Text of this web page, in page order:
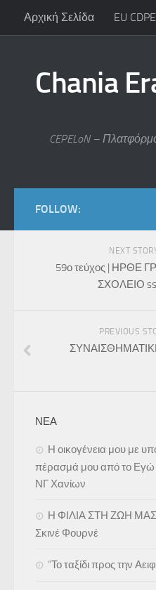
Αρχική Σελίδα EU
Chania
CEPELoN –
FOLLOW:
NEXT
59ο τεύχος | ΗΡΘΕ
ΣΧΟΛΕΙΟ
PREVIOUS
ΝΕΑ
Η οικογένεια μου με
πέρασμά μου από το Εγώ
ΝΓ Χανίων
Η ΦΙΛΙΑ ΣΤΗ ΖΩΗ ΜΑΣ
Σκινέ Φουρνέ
“Το ταξίδι προς την